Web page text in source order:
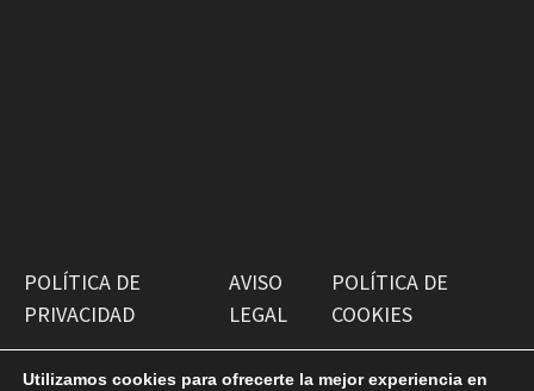
POLÍTICA DE
PRIVACIDAD
AVISO
LEGAL
POLÍTICA DE
COOKIES
Utilizamos cookies para ofrecerte la mejor experiencia en